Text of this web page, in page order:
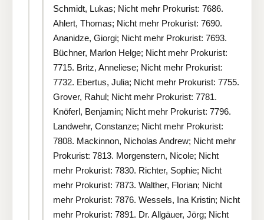
Schmidt, Lukas; Nicht mehr Prokurist: 7686.
Ahlert, Thomas; Nicht mehr Prokurist: 7690.
Ananidze, Giorgi; Nicht mehr Prokurist: 7693.
Büchner, Marlon Helge; Nicht mehr Prokurist:
7715. Britz, Anneliese; Nicht mehr Prokurist:
7732. Ebertus, Julia; Nicht mehr Prokurist: 7755.
Grover, Rahul; Nicht mehr Prokurist: 7781.
Knöferl, Benjamin; Nicht mehr Prokurist: 7796.
Landwehr, Constanze; Nicht mehr Prokurist:
7808. Mackinnon, Nicholas Andrew; Nicht mehr
Prokurist: 7813. Morgenstern, Nicole; Nicht
mehr Prokurist: 7830. Richter, Sophie; Nicht
mehr Prokurist: 7873. Walther, Florian; Nicht
mehr Prokurist: 7876. Wessels, Ina Kristin; Nicht
mehr Prokurist: 7891. Dr. Allgäuer, Jörg; Nicht